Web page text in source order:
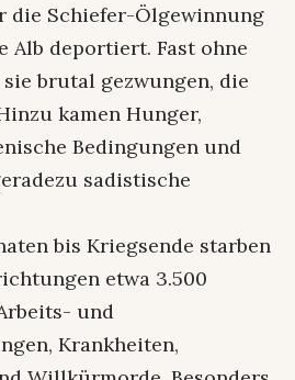
die Schiefer-Ölgewinnung
Alb deportiert. Fast ohne
brutal gezwungen, die
kamen Hunger,
Bedingungen und
sadistische
bis Kriegsende starben
etwa 3.500
und
Krankheiten,